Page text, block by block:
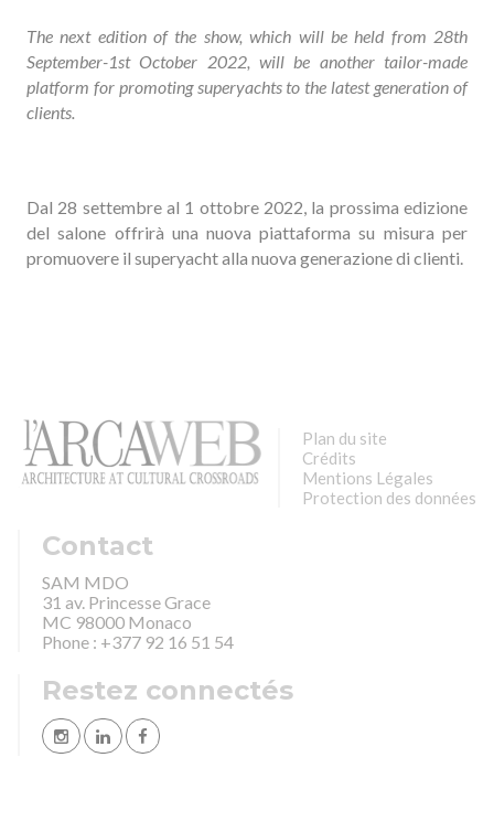
The next edition of the show, which will be held from 28th
September-1st October 2022, will be another tailor-made
platform for promoting superyachts to the latest generation of
clients.
Dal 28 settembre al 1 ottobre 2022, la prossima edizione
del salone offrirà una nuova piattaforma su misura per
promuovere il superyacht alla nuova generazione di clienti.
Plan du site
Crédits
Mentions Légales
Protection des données
Contact
SAM MDO
31 av. Princesse Grace
MC 98000 Monaco
Phone : +377 92 16 51 54
Restez connectés